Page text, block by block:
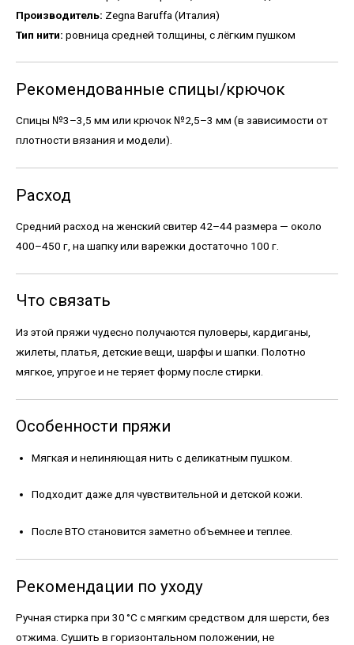
Производитель: Zegna Baruffa (Италия)
Тип нити: ровница средней толщины, с лёгким пушком
Рекомендованные спицы/крючок
Спицы №3–3,5 мм или крючок №2,5–3 мм (в зависимости от
плотности вязания и модели).
Расход
Средний расход на женский свитер 42–44 размера — около
400–450 г, на шапку или варежки достаточно 100 г.
Что связать
Из этой пряжи чудесно получаются пуловеры, кардиганы,
жилеты, платья, детские вещи, шарфы и шапки. Полотно
мягкое, упругое и не теряет форму после стирки.
Особенности пряжи
Мягкая и нелиняющая нить с деликатным пушком.
Подходит даже для чувствительной и детской кожи.
После ВТО становится заметно объемнее и теплее.
Рекомендации по уходу
Ручная стирка при 30 °С с мягким средством для шерсти, без
отжима. Сушить в горизонтальном положении, не